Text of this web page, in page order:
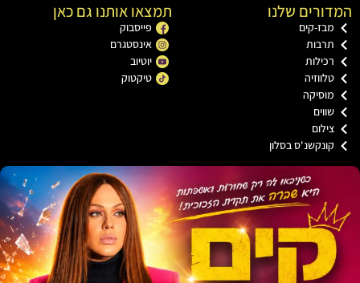
שלנו
קים
בסלון
תמצאו אותנו גם כאן
פייסבוק
אינסטגרם
יוטיוב
טיקטוק